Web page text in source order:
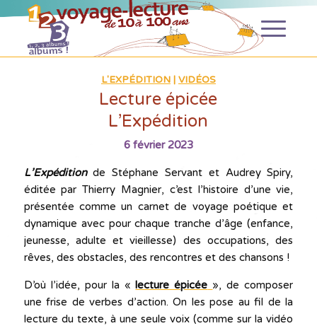
L'EXPÉDITION| VIDÉOS
Lecture épicée
L’Expédition
6 février 2023
L’Expéditionde Stéphane Servant et Audrey Spiry,
éditée par Thierry Magnier, c’est l’histoire d’une vie,
présentée comme un carnet de voyage poétique et
dynamique avec pour chaque tranche d’âge (enfance,
jeunesse, adulte et vieillesse) des occupations, des
rêves, des obstacles, des rencontres et des chansons !
D’où l’idée, pour la «lecture épicée », de composer
une frise de verbes d’action. On les pose au fil de la
lecture du texte, à une seule voix (comme sur la vidéo